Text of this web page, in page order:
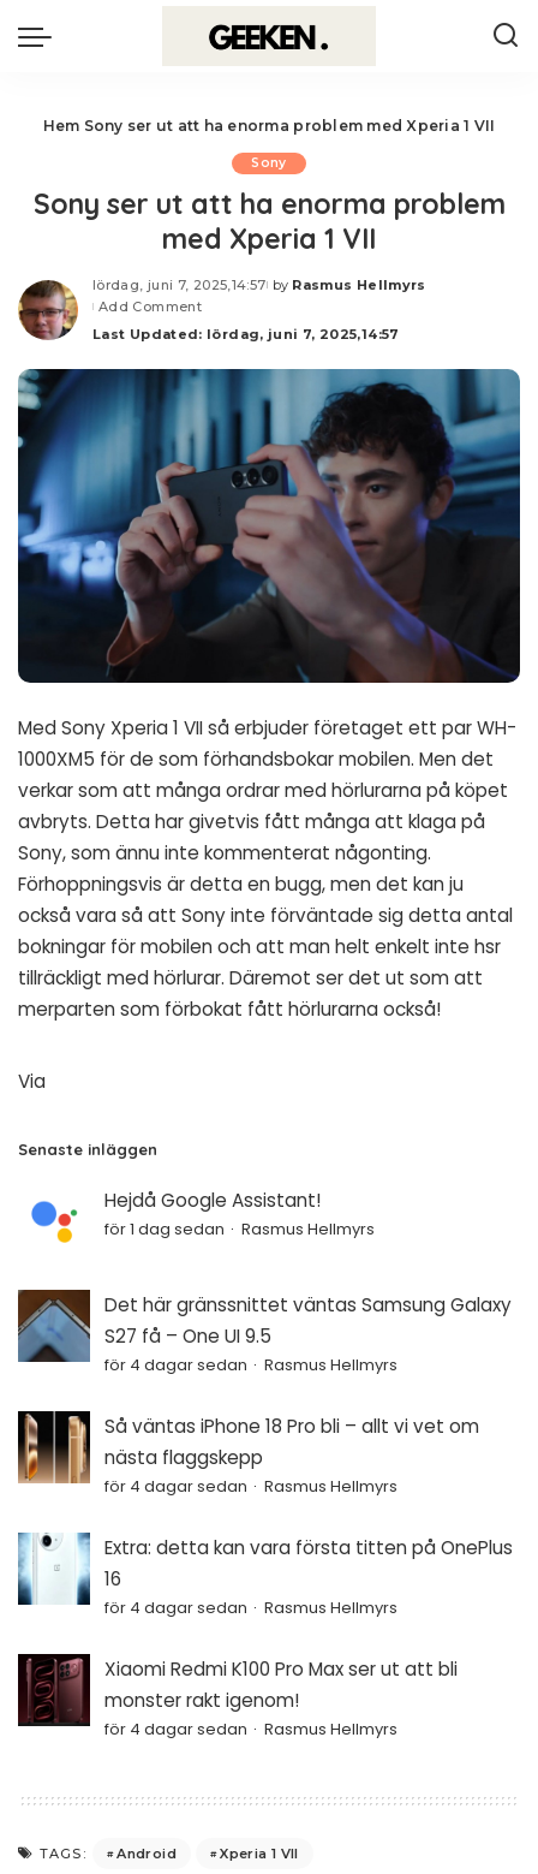
Hem Sony ser ut att ha enorma problem med Xperia 1 VII
Sony
Sony ser ut att ha enorma problem
med Xperia 1 VII
lördag, juni 7, 2025,14:57
Posted
by Rasmus Hellmyrs
Add Comment
Last Updated: lördag, juni 7, 2025,14:57
Med Sony Xperia 1 VII så erbjuder företaget ett par WH-
1000XM5 för de som förhandsbokar mobilen. Men det
verkar som att många ordrar med hörlurarna på köpet
avbryts. Detta har givetvis fått många att klaga på
Sony, som ännu inte kommenterat någonting.
Förhoppningsvis är detta en bugg, men det kan ju
också vara så att Sony inte förväntade sig detta antal
bokningar för mobilen och att man helt enkelt inte hsr
tillräckligt med hörlurar. Däremot ser det ut som att
merparten som förbokat fått hörlurarna också!
Via
Senaste inläggen
Hejdå Google Assistant!
för 1 dag sedan Rasmus Hellmyrs
Det här gränssnittet väntas Samsung Galaxy
S27 få – One UI 9.5
för 4 dagar sedan Rasmus Hellmyrs
Så väntas iPhone 18 Pro bli – allt vi vet om
nästa flaggskepp
för 4 dagar sedan Rasmus Hellmyrs
Extra: detta kan vara första titten på OnePlus
16
för 4 dagar sedan Rasmus Hellmyrs
Xiaomi Redmi K100 Pro Max ser ut att bli
monster rakt igenom!
för 4 dagar sedan Rasmus Hellmyrs
TAGS: Android Xperia 1 VII